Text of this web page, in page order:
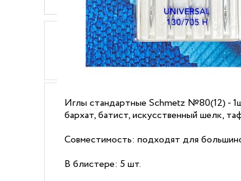
ОПИСАНИЕ
Иглы стандартные Schmetz №80(12) -
бархат, батист, искусственный шелк,
Совместимость: подходят для
В блистере: 5 шт.